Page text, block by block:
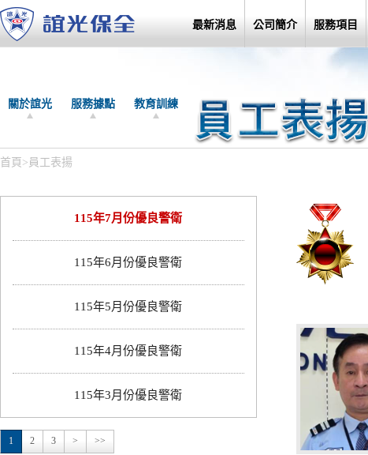
最新消息 公司簡介 服務項目
關於誼光 服務據點 教育訓練
首頁 > 員工表揚
115年7月份優良警衛
115年6月份優良警衛
115年5月份優良警衛
115年4月份優良警衛
115年3月份優良警衛
1 2 3 > >>